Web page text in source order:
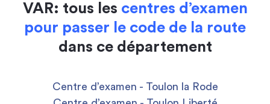
VAR: tous les centres d’examen
pour passer le code de la route
dans ce département
Centre d’examen - Toulon la Rode